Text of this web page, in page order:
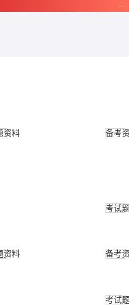
资料
备考
考试
资料 备考
考试